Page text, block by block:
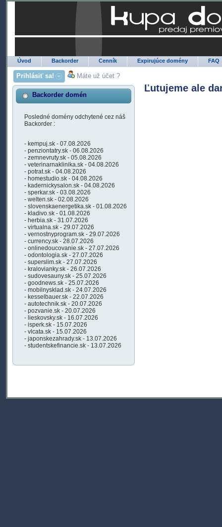
Úvod Backorder Cenník Expirujúce domény FAQ
Prihlásiť sa! Máte už účet ?
Backorder domén
Posledné domény odchytené cez náš
Backorder :
- kempuj.sk - 07.08.2026
- penziontatry.sk - 06.08.2026
- zemnevruty.sk - 05.08.2026
- veterinarnaklinika.sk - 04.08.2026
- potrat.sk - 04.08.2026
- homestudio.sk - 04.08.2026
- kadernickysalon.sk - 04.08.2026
- sperkar.sk - 03.08.2026
- welten.sk - 02.08.2026
- slovenskaenergetika.sk - 01.08.2026
- kladivo.sk - 01.08.2026
- herbia.sk - 31.07.2026
- virtualna.sk - 29.07.2026
- vernostnyprogram.sk - 29.07.2026
- currency.sk - 28.07.2026
- onlinedoucovanie.sk - 27.07.2026
- odontologia.sk - 27.07.2026
- superslim.sk - 27.07.2026
- kralovianky.sk - 26.07.2026
- sudovesauny.sk - 25.07.2026
- goodnews.sk - 25.07.2026
- mobilnysklad.sk - 24.07.2026
- kesselbauer.sk - 22.07.2026
- autotechnik.sk - 20.07.2026
- pozvanie.sk - 20.07.2026
- lieskovsky.sk - 16.07.2026
- isperk.sk - 15.07.2026
- vlcata.sk - 15.07.2026
- japonskezahrady.sk - 13.07.2026
- studentskefinancie.sk - 13.07.2026
Ľutujeme ale